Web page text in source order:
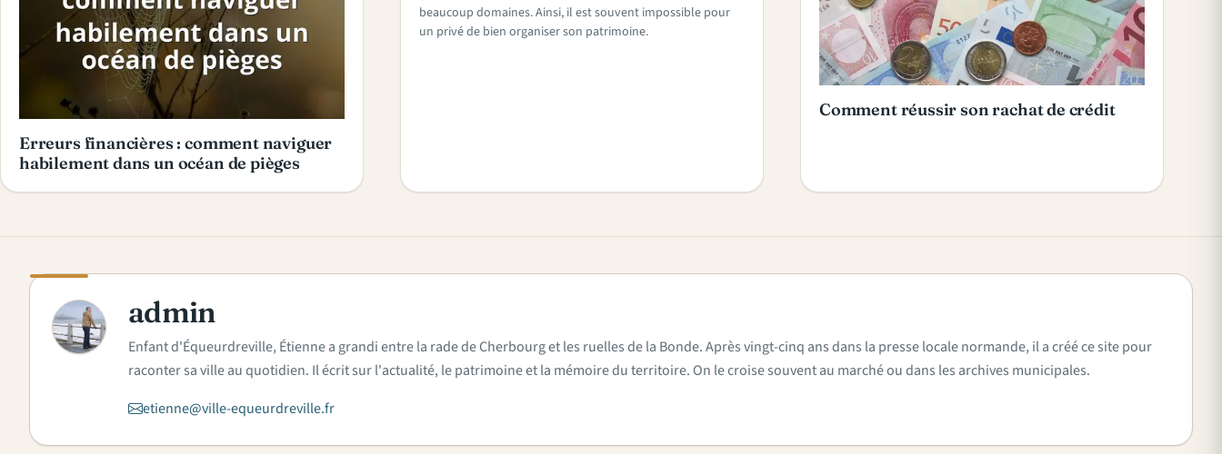
Erreurs financières : comment naviguer
habilement dans un océan de pièges
beaucoup domaines. Ainsi, il est souvent impossible pour
un privé de bien organiser son patrimoine.
Comment réussir son rachat de crédit
A admin
Enfant d'Équeurdreville, Étienne a grandi entre la rade de Cherbourg et les ruelles de la Bonde. Après vingt-cinq ans dans la presse locale normande, il a créé ce site pour
raconter sa ville au quotidien. Il écrit sur l'actualité, le patrimoine et la mémoire du territoire. On le croise souvent au marché ou dans les archives municipales.
etienne@ville-equeurdreville.fr